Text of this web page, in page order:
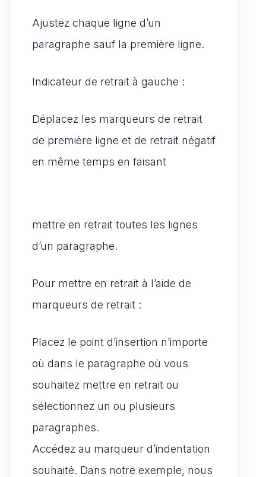
Ajustez chaque ligne d’un
paragraphe sauf la première ligne.
Indicateur de retrait à gauche :
Déplacez les marqueurs de retrait
de première ligne et de retrait négatif
en même temps en faisant
mettre en retrait toutes les lignes
d’un paragraphe.
Pour mettre en retrait à l’aide de
marqueurs de retrait :
Placez le point d’insertion n’importe
où dans le paragraphe où vous
souhaitez mettre en retrait ou
sélectionnez un ou plusieurs
paragraphes.
Accédez au marqueur d’indentation
souhaité. Dans notre exemple, nous